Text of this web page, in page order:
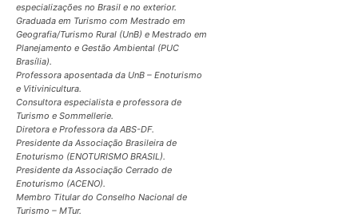
especializações no Brasil e no exterior.
Graduada em Turismo com Mestrado em
Geografia/Turismo Rural (UnB) e Mestrado em
Planejamento e Gestão Ambiental (PUC
Brasília).
Professora aposentada da UnB – Enoturismo
e Vitivinicultura.
Consultora especialista e professora de
Turismo e Sommellerie.
Diretora e Professora da ABS-DF.
Presidente da Associação Brasileira de
Enoturismo (ENOTURISMO BRASIL).
Presidente da Associação Cerrado de
Enoturismo (ACENO).
Membro Titular do Conselho Nacional de
Turismo – MTur.